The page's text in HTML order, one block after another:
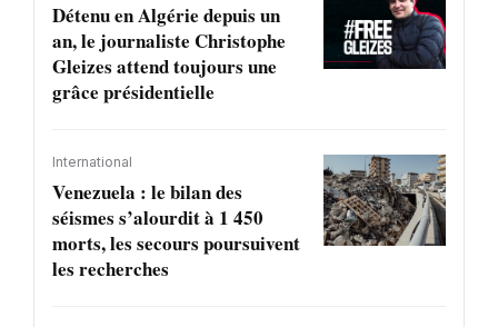
Détenu en Algérie depuis un
an, le journaliste Christophe
Gleizes attend toujours une
grâce présidentielle
International
Venezuela : le bilan des
séismes s’alourdit à 1 450
morts, les secours poursuivent
les recherches